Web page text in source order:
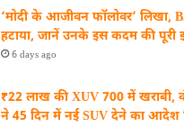
‘मोदी के आजीवन फॉलोवर’ लिखा,
हटाया, जानें उनके इस कदम की पूरी
6 days ago
₹22 लाख की XUV 700 में खराबी,
ने 45 दिन में नई SUV देने का आदेश